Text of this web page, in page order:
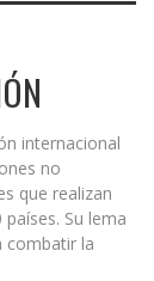
internacional
no
que realizan
Su lema
combatir la